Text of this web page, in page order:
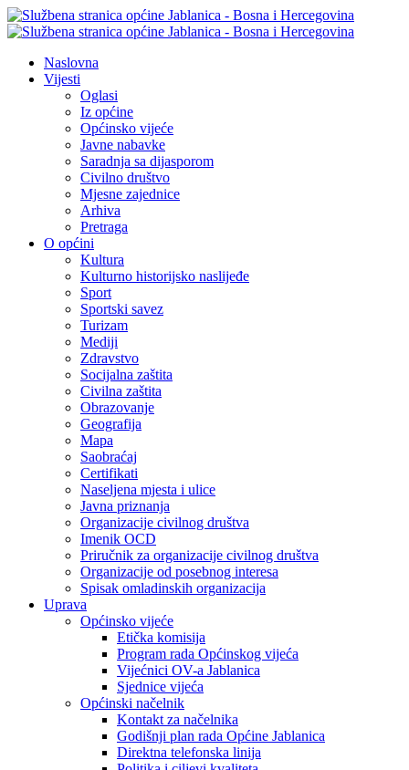
Naslovna
Vijesti
Oglasi
Iz općine
Općinsko vijeće
Javne nabavke
Saradnja sa dijasporom
Civilno društvo
Mjesne zajednice
Arhiva
Pretraga
O općini
Kultura
Kulturno historijsko naslijeđe
Sport
Sportski savez
Turizam
Mediji
Zdravstvo
Socijalna zaštita
Civilna zaštita
Obrazovanje
Geografija
Mapa
Saobraćaj
Certifikati
Naseljena mjesta i ulice
Javna priznanja
Organizacije civilnog društva
Imenik OCD
Priručnik za organizacije civilnog društva
Organizacije od posebnog interesa
Spisak omladinskih organizacija
Uprava
Općinsko vijeće
Etička komisija
Program rada Općinskog vijeća
Vijećnici OV-a Jablanica
Sjednice vijeća
Općinski načelnik
Kontakt za načelnika
Godišnji plan rada Općine Jablanica
Direktna telefonska linija